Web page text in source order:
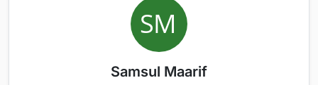
Samsul Maarif